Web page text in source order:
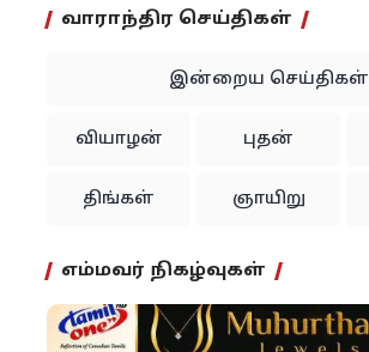
வாராந்திர செய்திகள்
இன்றைய செய்திகள்
வியாழன் புதன்
திங்கள் ஞாயிறு
எம்மவர் நிகழ்வுகள்